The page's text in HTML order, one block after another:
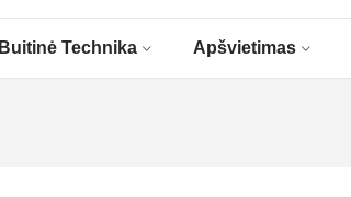
Buitinė Technika Apšvietimas